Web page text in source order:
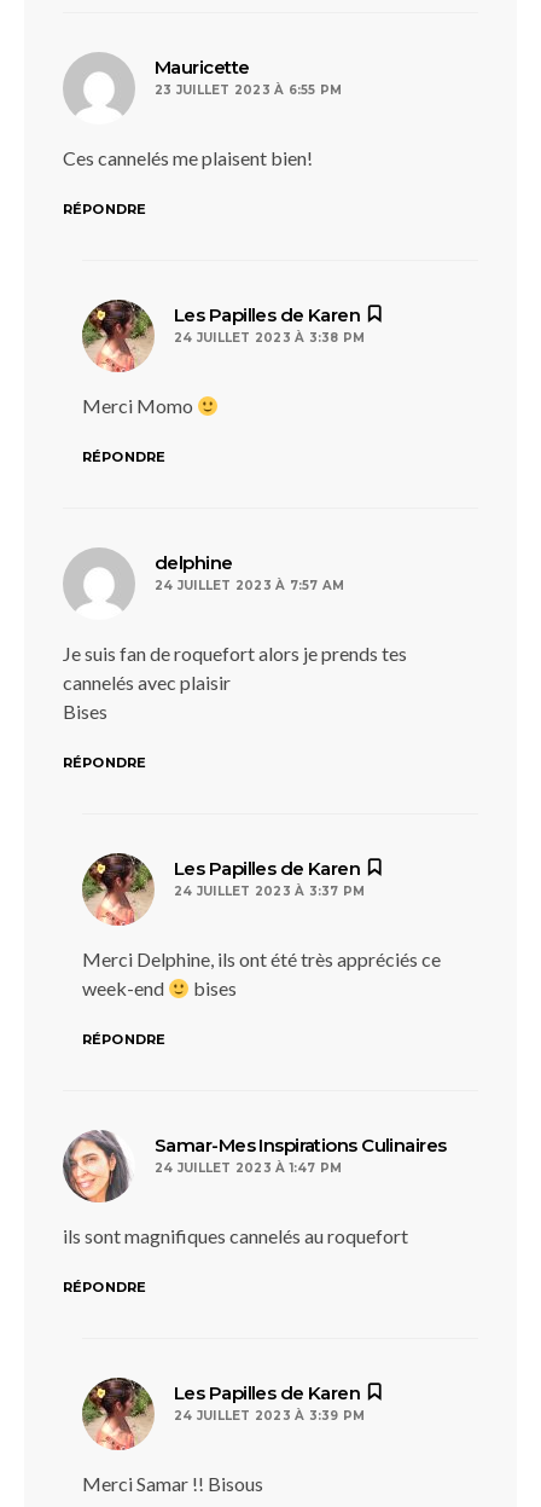
Mauricette
23 JUILLET 2023 À 6:55 PM
Ces cannelés me plaisent bien!
RÉPONDRE
Les Papilles de Karen
24 JUILLET 2023 À 3:38 PM
Merci Momo
RÉPONDRE
delphine
24 JUILLET 2023 À 7:57 AM
Je suis fan de roquefort alors je prends tes
cannelés avec plaisir
Bises
RÉPONDRE
Les Papilles de Karen
24 JUILLET 2023 À 3:37 PM
Merci Delphine, ils ont été très appréciés ce
week-end
bises
RÉPONDRE
Samar-Mes Inspirations Culinairesdit :
24 JUILLET 2023 À 1:47 PM
ils sont magnifiques cannelés au roquefort
RÉPONDRE
Les Papilles de Karen
24 JUILLET 2023 À 3:39 PM
Merci Samar !! Bisous